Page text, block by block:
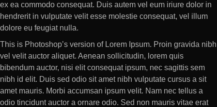
ex ea commodo consequat. Duis autem vel eum iriure dolor in
hendrerit in vulputate velit esse molestie consequat, vel illum
dolore eu feugiat nulla.
This is Photoshop’s version of Lorem Ipsum. Proin gravida nibh
vel velit auctor aliquet. Aenean sollicitudin, lorem quis
bibendum auctor, nisi elit consequat ipsum, nec sagittis sem
nibh id elit. Duis sed odio sit amet nibh vulputate cursus a sit
amet mauris. Morbi accumsan ipsum velit. Nam nec tellus a
odio tincidunt auctor a ornare odio. Sed non mauris vitae erat